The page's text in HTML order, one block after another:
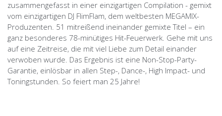
zusammengefasst in einer einzigartigen Compilation - gemixt
vom einzigartigen DJ FlimFlam, dem weltbesten MEGAMIX-
Produzenten. 51 mitreißend ineinander gemixte Titel – ein
ganz besonderes 78-minütiges Hit-Feuerwerk. Gehe mit uns
auf eine Zeitreise, die mit viel Liebe zum Detail einander
verwoben wurde. Das Ergebnis ist eine Non-Stop-Party-
Garantie, einlösbar in allen Step-, Dance-, High Impact- und
Toningstunden. So feiert man 25 Jahre!